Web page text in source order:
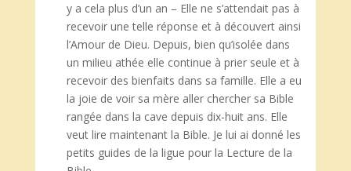
y a cela plus d’un an – Elle ne s’attendait pas à
recevoir une telle réponse et à découvert ainsi
l’Amour de Dieu. Depuis, bien qu’isolée dans
un milieu athée elle continue à prier seule et à
recevoir des bienfaits dans sa famille. Elle a eu
la joie de voir sa mère aller chercher sa Bible
rangée dans la cave depuis dix-huit ans. Elle
veut lire maintenant la Bible. Je lui ai donné les
petits guides de la ligue pour la Lecture de la